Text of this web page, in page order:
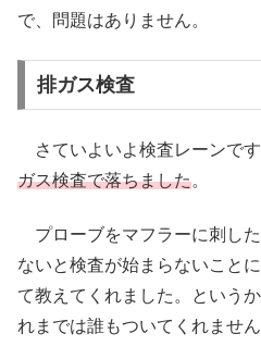
で、問題はありません。
排ガス検査
さていよいよ検査レーンです
ガス検査で落ちました。
プローブをマフラーに刺し
ないと検査が始まらないこと
て教えてくれました。という
れまでは誰もついてくれません